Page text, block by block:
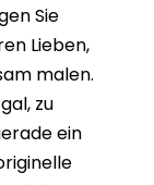
Sie
Lieben,
malen.
zu
ein